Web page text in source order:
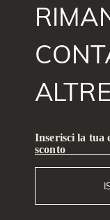
Inserisci la tua
sconto